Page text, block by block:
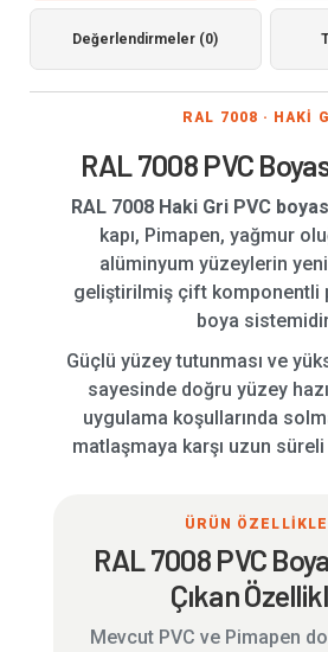
Değerlendirmeler (0)
RAL 7008 · HAKİ
RAL 7008 PVC
RAL 7008 Haki Gri PVC
kapı, Pimapen, yağmur
alüminyum yüzeylerin
geliştirilmiş çift komponentli
boya
Güçlü yüzey tutunması ve
sayesinde doğru yüzey
uygulama koşullarında
matlaşmaya karşı uzun
ÜRÜN
RAL 7008 PVC
Çıkan
Mevcut PVC ve Pimapen